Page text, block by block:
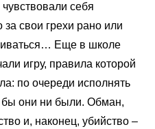
себя
свои грехи рано или
Еще в школе
игру, правила которой
по очереди исполнять
бы они ни были. Обман,
и, наконец, убийство –